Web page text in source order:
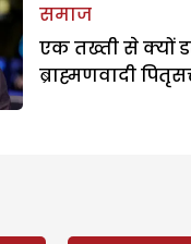
समाज
एक तख्ती से क्यों
ब्राह्मणवादी